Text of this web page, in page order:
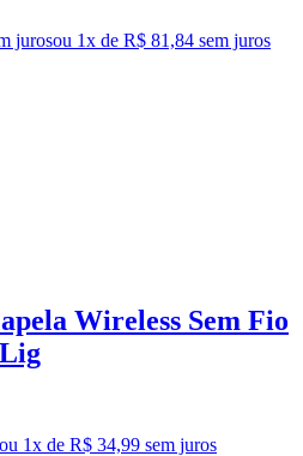
jurosou 1x de R$ 81,84 sem juros
Wireless Sem Fio
ou 1x de R$ 34,99 sem juros